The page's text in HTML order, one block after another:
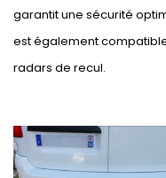
garantit une sécurité
est également
radars de recul.